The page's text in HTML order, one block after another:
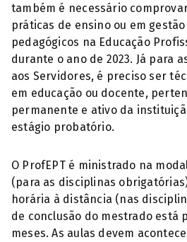
também é necessário
práticas de ensino ou em
pedagógicos na Educação
durante o ano de 2023. Já para
aos Servidores, é preciso ser
em educação ou docente,
permanente e ativo da
estágio probatório.
O ProfEPT é ministrado na
(para as disciplinas
horária à distância (nas
de conclusão do mestrado está
meses. As aulas devem